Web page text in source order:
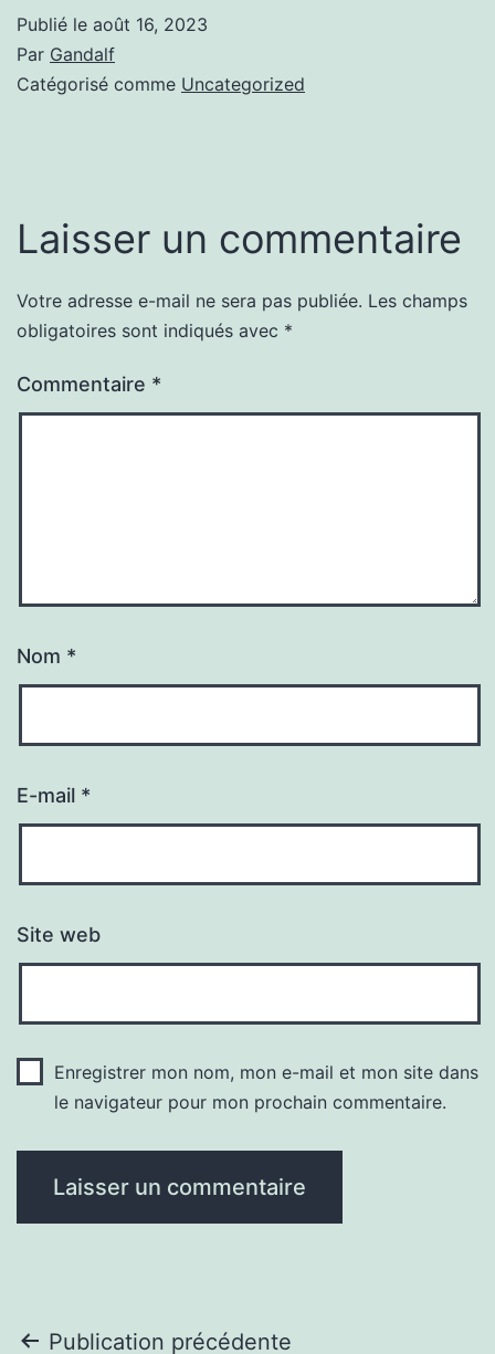
Publié le août 16, 2023
Par Gandalf
Catégorisé comme Uncategorized
Laisser un commentaire
Votre adresse e-mail ne sera pas publiée. Les champs
obligatoires sont indiqués avec *
Commentaire *
Nom *
E-mail *
Site web
Enregistrer mon nom, mon e-mail et mon site dans
le navigateur pour mon prochain commentaire.
Publication précédente